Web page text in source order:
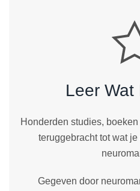
Leer Wat
Honderden studies,
teruggebracht tot wat
Gegeven door